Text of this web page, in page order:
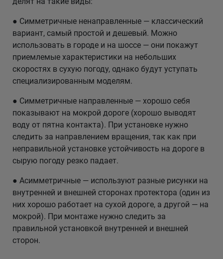
● Симметричные ненаправленные — классический
вариант, самый простой и дешевый. Можно
использовать в городе и на шоссе — они покажут
приемлемые характеристики на небольших
скоростях в сухую погоду, однако будут уступать
специализированным моделям.
● Симметричные направленные — хорошо себя
показывают на мокрой дороге (хорошо выводят
воду от пятна контакта). При установке нужно
следить за направлением вращения, так как при
неправильной установке устойчивость на дороге в
сырую погоду резко падает.
● Асимметричные — используют разные рисунки на
внутренней и внешней сторонах протектора (один из
них хорошо работает на сухой дороге, а другой — на
мокрой). При монтаже нужно следить за
правильной установкой внутренней и внешней
сторон.